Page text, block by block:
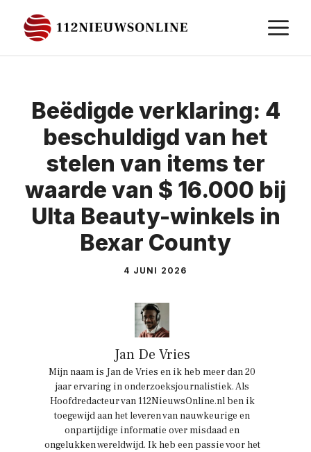
naar
de
Beëdigde verklaring: 4
beschuldigd van het
stelen van items ter
waarde van $ 16.000 bij
Ulta Beauty-winkels in
Bexar County
4 JUNI 2026
Jan De Vries
Mijn naam is Jan de Vries en ik heb meer dan 20
jaar ervaring in onderzoeksjournalistiek. Als
Hoofdredacteur van 112NieuwsOnline.nl ben ik
toegewijd aan het leveren van nauwkeurige en
onpartijdige informatie over misdaad en
ongelukken wereldwijd. Ik heb een passie voor het